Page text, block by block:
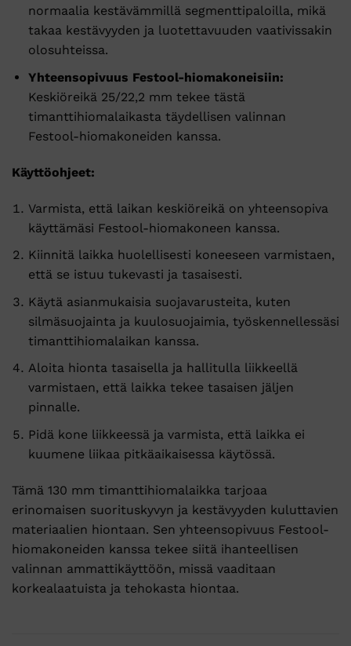
normaalia kestävämmillä segmenttipaloilla, mikä
takaa kestävyyden ja luotettavuuden vaativissakin
olosuhteissa.
Yhteensopivuus Festool-hiomakoneisiin:
Keskiöreikä 25/22,2 mm tekee tästä
timanttihiomalaikasta täydellisen valinnan
Festool-hiomakoneiden kanssa.
Käyttöohjeet:
Varmista, että laikan keskiöreikä on yhteensopiva
käyttämäsi Festool-hiomakoneen kanssa.
Kiinnitä laikka huolellisesti koneeseen varmistaen,
että se istuu tukevasti ja tasaisesti.
Käytä asianmukaisia suojavarusteita, kuten
silmäsuojainta ja kuulosuojaimia, työskennellessäsi
timanttihiomalaikan kanssa.
Aloita hionta tasaisella ja hallitulla liikkeellä
varmistaen, että laikka tekee tasaisen jäljen
pinnalle.
Pidä kone liikkeessä ja varmista, että laikka ei
kuumene liikaa pitkäaikaisessa käytössä.
Tämä 130 mm timanttihiomalaikka tarjoaa
erinomaisen suorituskyvyn ja kestävyyden kuluttavien
materiaalien hiontaan. Sen yhteensopivuus Festool-
hiomakoneiden kanssa tekee siitä ihanteellisen
valinnan ammattikäyttöön, missä vaaditaan
korkealaatuista ja tehokasta hiontaa.